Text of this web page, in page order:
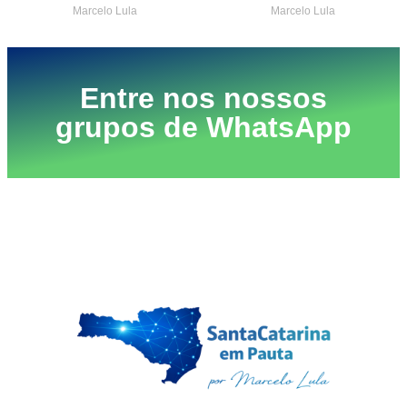
Marcelo Lula Marcelo Lula
Entre nos nossos
grupos de WhatsApp